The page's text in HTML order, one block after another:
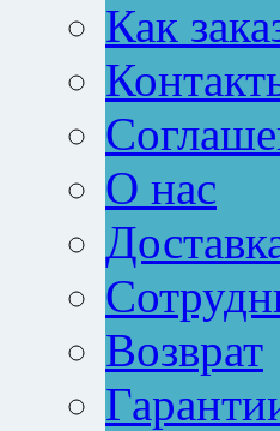
Как
О нас
Возврат